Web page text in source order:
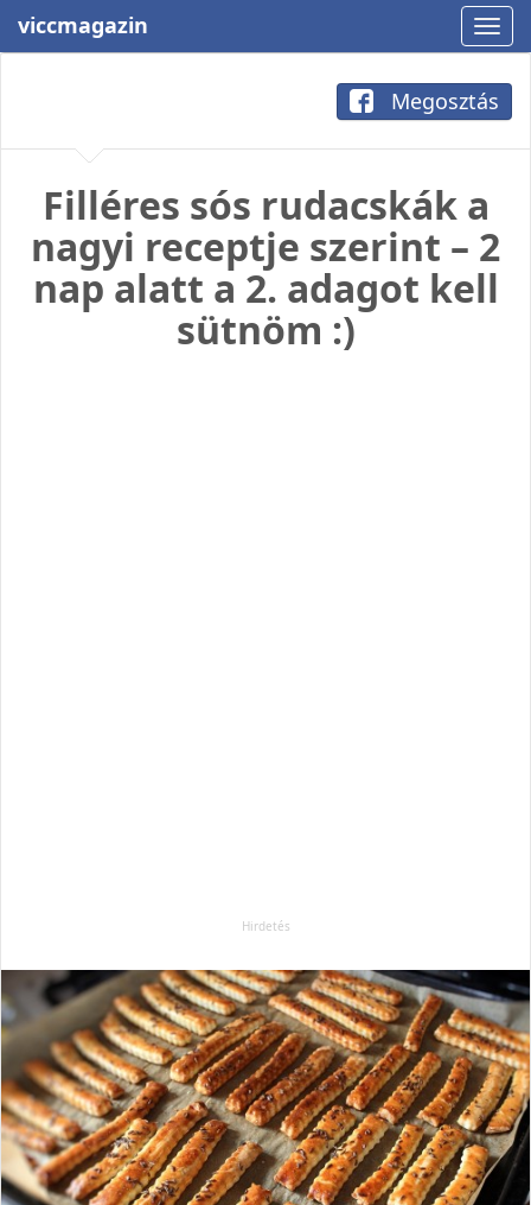
viccmagazin
Megosztás
Filléres sós rudacskák a
nagyi receptje szerint – 2
nap alatt a 2. adagot kell
sütnöm :)